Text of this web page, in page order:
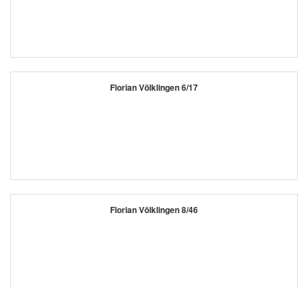
Florian Völklingen 6/17
Florian Völklingen 8/46